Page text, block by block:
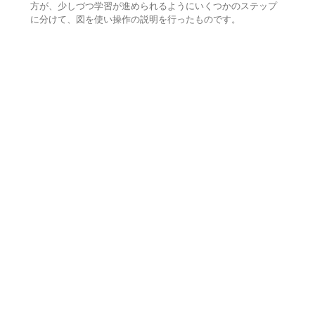
方が、少しづつ学習が進められるようにいくつかのステップ
に分けて、図を使い操作の説明を行ったものです。